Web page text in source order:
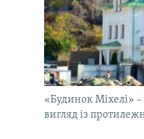
«Будинок Міхелі»
вигляд із